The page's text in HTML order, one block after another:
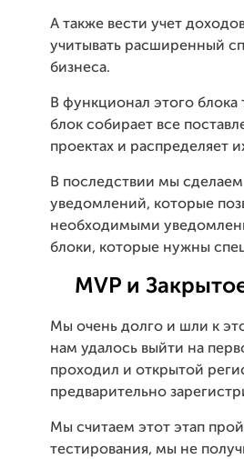
А также вести учет
учитывать расширенный
бизнеса.
В функционал этого блока
блок собирает все
проектах и распределяет
В последствии мы
уведомлений, которые
необходимыми
блоки, которые нужны
MVP и
Мы очень долго и шли к
нам удалось выйти на
проходил и открытой
предварительно
Мы считаем этот этап
тестирования, мы не